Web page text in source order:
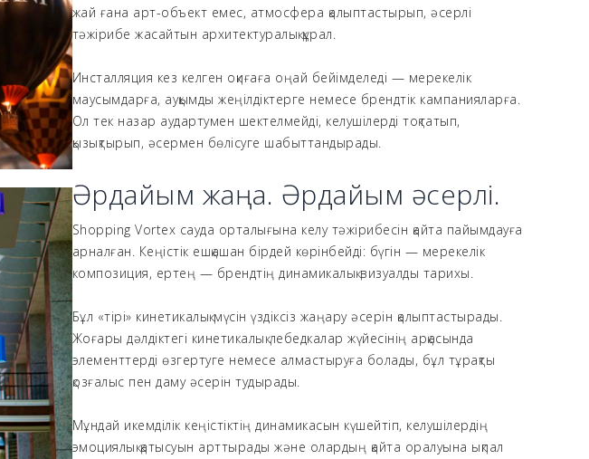
жай ғана арт-объект емес, атмосфера қалыптастырып, әсерлі
тәжірибе жасайтын архитектуралық құрал.
Инсталляция кез келген оқиғаға оңай бейімделеді — мерекелік
маусымдарға, ауқымды жеңілдіктерге немесе брендтік кампанияларға.
Ол тек назар аудартумен шектелмейді, келушілерді тоқтатып,
қызықтырып, әсермен бөлісуге шабыттандырады.
Әрдайым жаңа. Әрдайым әсерлі.
Shopping Vortex сауда орталығына келу тәжірибесін қайта пайымдауға
арналған. Кеңістік ешқашан бірдей көрінбейді: бүгін — мерекелік
композиция, ертең — брендтің динамикалық визуалды тарихы.
Бұл «тірі» кинетикалық мүсін үздіксіз жаңару әсерін қалыптастырады.
Жоғары дәлдіктегі кинетикалық лебедкалар жүйесінің арқасында
элементтерді өзгертуге немесе алмастыруға болады, бұл тұрақты
қозғалыс пен даму әсерін тудырады.
Мұндай икемділік кеңістіктің динамикасын күшейтіп, келушілердің
эмоциялық қатысуын арттырады және олардың қайта оралуына ықпал